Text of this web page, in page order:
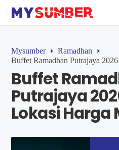
S
k
o
c
o
e
n
Mysumber
Ramadhan
Buffet Ramadhan Putrajaya
Buffet
Putrajaya
Lokasi Harga